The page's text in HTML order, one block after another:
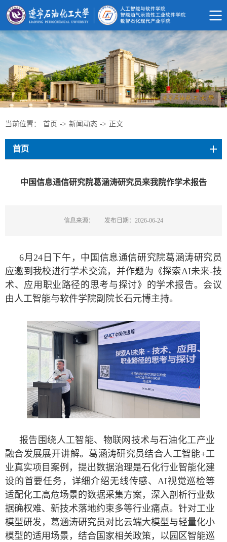
当前位置： 首页 -> 新闻动态 -> 正文
首页
中国信息通信研究院葛涵涛研究员来我院作学术报告
信息来源： 发布日期：2026-06-24
6月24日下午，中国信息通信研究院葛涵涛研究员
应邀到我校进行学术交流，并作题为《探索AI未来-技
术、应用职业路径的思考与探讨》的学术报告。会议
由人工智能与软件学院副院长石元博主持。
报告围绕人工智能、物联网技术与石油化工产业
融合发展展开讲解。葛涵涛研究员结合人工智能+工
业真实项目案例，提出数据治理是石化行业智能化建
设的首要任务，详细介绍无线传感、AI视觉巡检等
适配化工高危场景的数据采集方案，深入剖析行业数
据确权难、新技术落地约束多等行业痛点。针对工业
模型研发，葛涵涛研究员对比云端大模型与轻量化小
模型的适用场景，结合国家相关政策，以园区智能巡